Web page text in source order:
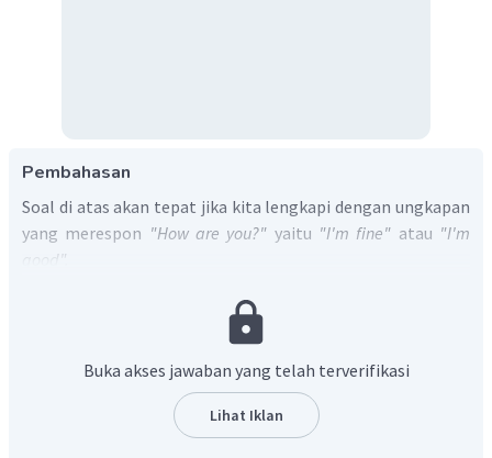
Pembahasan
Soal di atas akan tepat jika kita lengkapi dengan ungkapan
yang merespon "How are you?" yaitu "I'm fine" atau "I'm
good".
Buka akses jawaban yang telah terverifikasi
Lihat Iklan